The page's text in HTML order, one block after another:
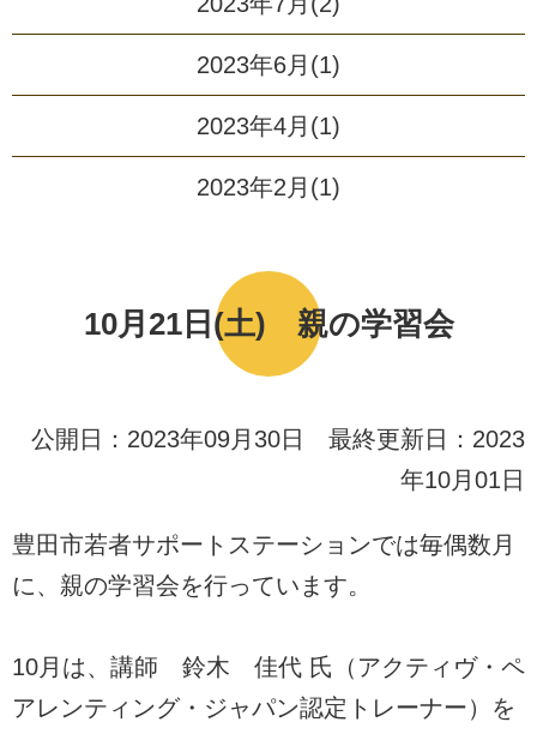
10月21日(土) 親の学習会
公開日：2023年09月30日 最終更新日：2023
年10月01日
豊田市若者サポートステーションでは毎偶数月
に、親の学習会を行っています。
10月は、講師 鈴木 佳代 氏（アクティヴ・ペ
アレンティング・ジャパン認定トレーナー）を
2023年6月(1)
2023年4月(1)
2023年2月(1)